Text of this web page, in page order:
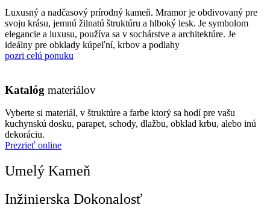
Luxusný a nadčasový prírodný kameň. Mramor je obdivovaný pre
svoju krásu, jemnú žilnatú štruktúru a hlboký lesk. Je symbolom
elegancie a luxusu, používa sa v sochárstve a architektúre. Je
ideálny pre obklady kúpeľní, krbov a podlahy
pozri celú ponuku
Katalóg materiálov
Vyberte si materiál, v štruktúre a farbe ktorý sa hodí pre vašu
kuchynskú dosku, parapet, schody, dlažbu, obklad krbu, alebo inú
dekoráciu.
Prezrieť online
Umelý Kameň
Inžinierska Dokonalosť